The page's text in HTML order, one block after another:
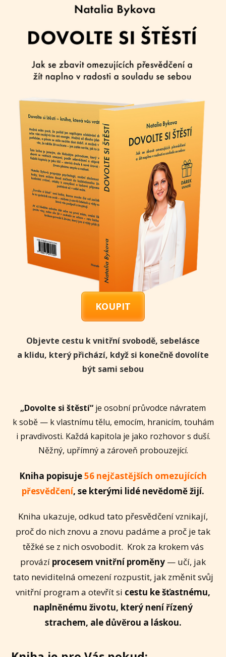
KOUPIT
Objevte cestu k vnitřní svobodě, sebelásce
a klidu, který přichází, když si konečně dovolíte
být sami sebou
„Dovolte si štěstí“ je osobní průvodce návratem
k sobě — k vlastnímu tělu, emocím, hranicím, touhám
i pravdivosti. Každá kapitola je jako rozhovor s duší.
Něžný, upřímný a zároveň probouzející.
Kniha popisuje56 nejčastějších omezujících
přesvědčení, se kterými lidé nevědomě žijí.
Kniha ukazuje, odkud tato přesvědčení vznikají,
proč do nich znovu a znovu padáme a proč je tak
těžké se z nich osvobodit. Krok za krokem vás
provází procesem vnitřní proměny — učí, jak
tato neviditelná omezení rozpustit, jak změnit svůj
vnitřní program a otevřít si cestu ke šťastnému,
naplněnému životu, který není řízený
strachem, ale důvěrou a láskou.